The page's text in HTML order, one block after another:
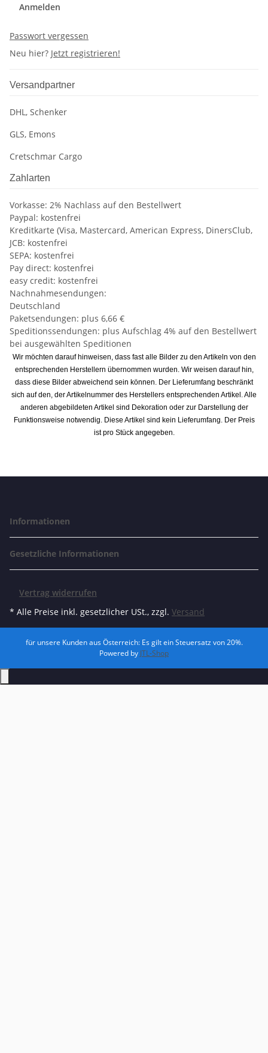
Anmelden
Passwort vergessen
Neu hier? Jetzt registrieren!
Versandpartner
DHL, Schenker
GLS, Emons
Cretschmar Cargo
Zahlarten
Vorkasse: 2% Nachlass auf den Bestellwert
Paypal: kostenfrei
Kreditkarte (Visa, Mastercard, American Express, DinersClub,
JCB: kostenfrei
SEPA: kostenfrei
Pay direct: kostenfrei
easy credit: kostenfrei
Nachnahmesendungen:
Deutschland
Paketsendungen: plus 6,66 €
Speditionssendungen: plus Aufschlag 4% auf den Bestellwert
bei ausgewählten Speditionen
Wir möchten darauf hinweisen, dass fast alle Bilder zu den Artikeln von den
entsprechenden Herstellern übernommen wurden. Wir weisen darauf hin,
dass diese Bilder abweichend sein können. Der Lieferumfang beschränkt
sich auf den, der Artikelnummer des Herstellers entsprechenden Artikel. Alle
anderen abgebildeten Artikel sind Dekoration oder zur Darstellung der
Funktionsweise notwendig. Diese Artikel sind kein Lieferumfang. Der Preis
ist pro Stück angegeben.
Informationen
Gesetzliche Informationen
Vertrag widerrufen
* Alle Preise inkl. gesetzlicher USt., zzgl. Versand
für unsere Kunden aus Österreich: Es gilt ein Steuersatz von 20%.
Powered by JTL-Shop